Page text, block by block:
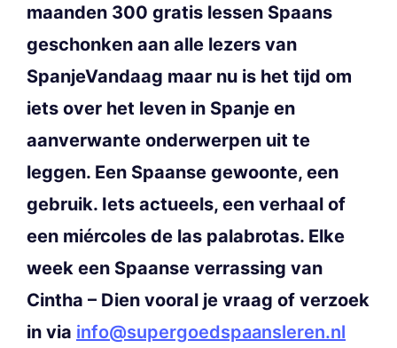
maanden 300 gratis lessen Spaans
geschonken aan alle lezers van
SpanjeVandaag maar nu is het tijd om
iets over het leven in Spanje en
aanverwante onderwerpen uit te
leggen. Een Spaanse gewoonte, een
gebruik. Iets actueels, een verhaal of
een miércoles de las palabrotas. Elke
week een Spaanse verrassing van
Cintha – Dien vooral je vraag of verzoek
in via info@supergoedspaansleren.nl